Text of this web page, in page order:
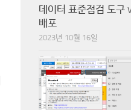
데이터 표준점검 도
배포
2023년 10월 16일